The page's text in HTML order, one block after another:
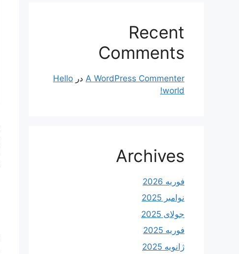
Recent
Comments
A WordPress Commenter در Hello
world!
Archives
فوریه 2026
نوامبر 2025
جولای 2025
فوریه 2025
ژانویه 2025